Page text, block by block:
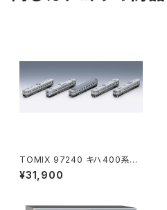
TOMIX 97240 キハ400系急
行ディーゼルカー（利尻）セット
（5両） Nゲージ 鉄道模型 北海
¥31,900